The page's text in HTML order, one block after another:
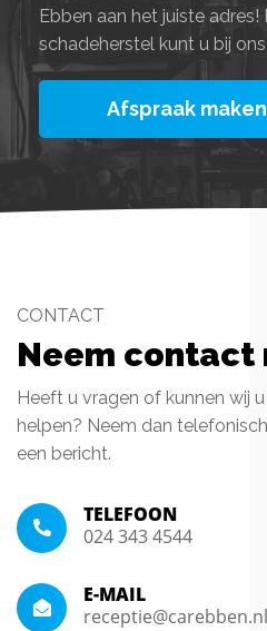
Ebben aan het juiste
schadeherstel kunt u bij
Afspraak maken
CONTACT
Neem contact
Heeft u vragen of kunnen wij
helpen? Neem dan
een bericht.
TELEFOON
024 343 4544
E-MAIL
receptie@carebben.nl